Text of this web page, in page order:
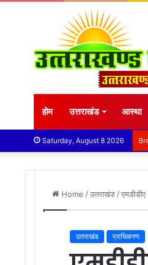
होम उत्तराखंड आस्था
Saturday, August 8 2026
Home /उतराखंड /
उतराखंड प्राधिकरण